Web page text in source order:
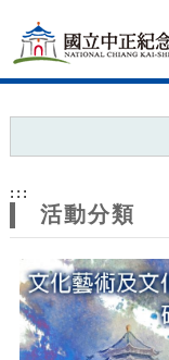
網
站
主
題
:::
活動分類